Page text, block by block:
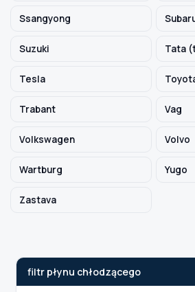
Ssangyong
Suzuki Tata
Tesla
Trabant Vag
Volkswagen Volvo
Wartburg Yugo
Zastava
filtr płynu chłodzącego